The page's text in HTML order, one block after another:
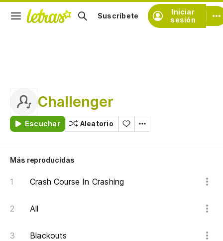
Iniciar
sesión
Suscríbete
Challenger
Escuchar Aleatorio
Más reproducidas
Crash Course In Crashing
All
Blackouts